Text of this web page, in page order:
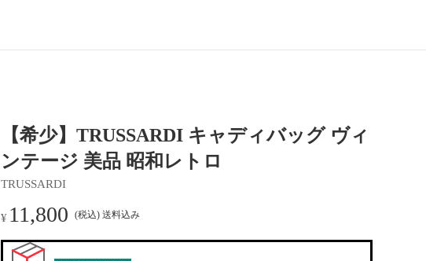
【希少】TRUSSARDI キャディバッグ ヴィ
ンテージ 美品 昭和レトロ
TRUSSARDI
¥ 11,800 (税込) 送料込み